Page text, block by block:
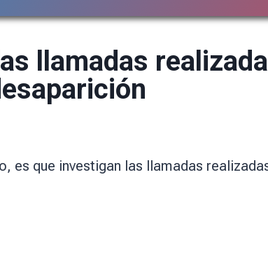
llamadas
es que investigan las llamadas